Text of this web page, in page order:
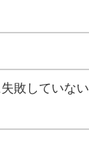
敗していな